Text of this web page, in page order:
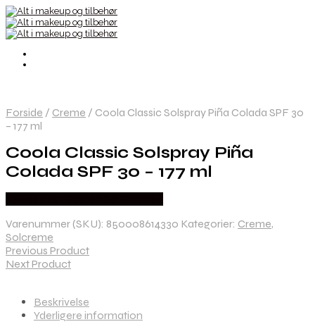
Forside / Creme / Coola Classic Solspray Piña Colada SPF 30
– 177 ml
Coola Classic Solspray Piña
Colada SPF 30 – 177 ml
Varenummer (SKU): 850008614330 Kategorier: Creme,
Solcreme
Previous Product
Next Product
Beskrivelse
Yderligere information